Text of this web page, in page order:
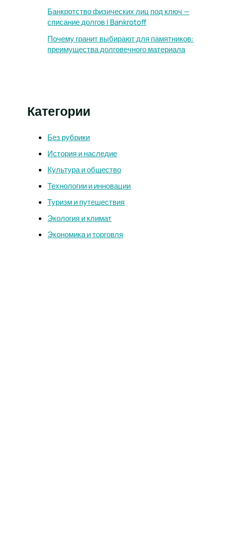
Банкротство физических лиц под ключ —
списание долгов | Bankrotoff
Почему гранит выбирают для памятников:
преимущества долговечного материала
Категории
Без рубрики
История и наследие
Культура и общество
Технологии и инновации
Туризм и путешествия
Экология и климат
Экономика и торговля